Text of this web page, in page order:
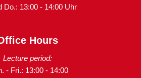
Do.: 13:00 - 14:00 Uhr
Hours
Lecture period:
- Fri.: 13:00 - 14:00